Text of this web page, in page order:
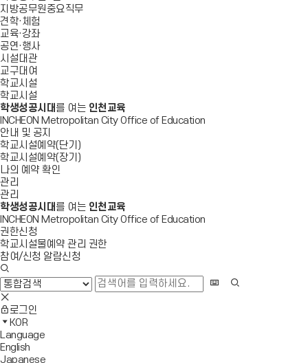
지방공무원중요직무
견학·체험
교육·강좌
공연·행사
시설대관
교구대여
학교시설
학교시설
학생성공시대 를 여는 인천교육
INCHEON Metropolitan City Office of Education
안내 및 공지
학교시설예약(단기)
학교시설예약(장기)
나의 예약 확인
관리
관리
학생성공시대 를 여는 인천교육
INCHEON Metropolitan City Office of Education
권한신청
학교시설물예약 관리 권한
참여/신청 알람신청
검
색
창
열
기
검
검
색
영
역
닫
기
사
이
트
맵
이
모
바
일
메
뉴
전
체
메
뉴
로그인
KOR
Language
English
Japanese